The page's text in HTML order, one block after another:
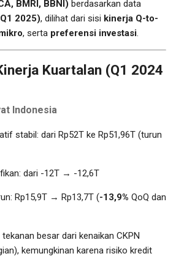
BMRI, BBNI) berdasarkan data
2025), dilihat dari sisi kinerja Q-to-
, serta preferensi investasi.
Kuartalan (Q1 2024
Indonesia
stabil: dari Rp52T ke Rp51,96T (turun
dari -12T → -12,6T
Rp15,9T → Rp13,7T (-13,9% QoQ dan
tekanan besar dari kenaikan CKPN
kemungkinan karena risiko kredit